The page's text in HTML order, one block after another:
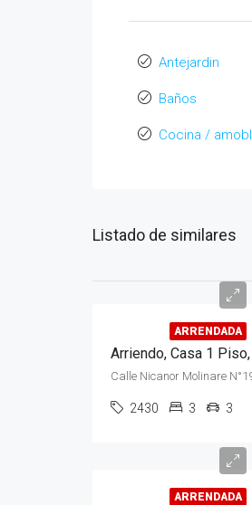
Antejardin
Baños
Cocina /
Listado de similares
ARRENDADA
Arriendo, Casa 1
2430 3 3
ARRENDADA